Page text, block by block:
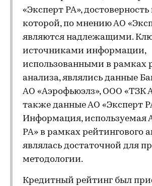
«Эксперт РА», достоверность
которой, по мнению АО
являются надлежащими.
источниками информации,
использованными в рамках
анализа, являлись данные
АО «Аэрофьюэлз», ООО «ТЗК
также данные АО «Эксперт
Информация, используемая
РА» в рамках рейтингового
являлась достаточной для
методологии.
Кредитный рейтинг был